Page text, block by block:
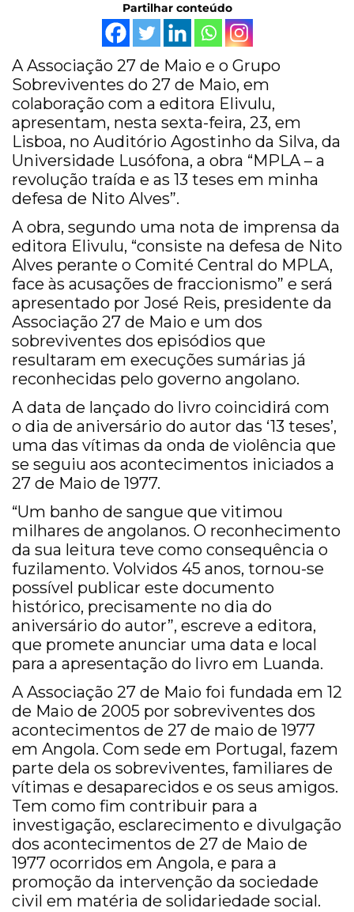
Partilhar conteúdo
A Associação 27 de Maio e o Grupo
Sobreviventes do 27 de Maio, em
colaboração com a editora Elivulu,
apresentam, nesta sexta-feira, 23, em
Lisboa, no Auditório Agostinho da Silva, da
Universidade Lusófona, a obra “MPLA – a
revolução traída e as 13 teses em minha
defesa de Nito Alves”.
A obra, segundo uma nota de imprensa da
editora Elivulu, “consiste na defesa de Nito
Alves perante o Comité Central do MPLA,
face às acusações de fraccionismo” e será
apresentado por José Reis, presidente da
Associação 27 de Maio e um dos
sobreviventes dos episódios que
resultaram em execuções sumárias já
reconhecidas pelo governo angolano.
A data de lançado do livro coincidirá com
o dia de aniversário do autor das ‘13 teses’,
uma das vítimas da onda de violência que
se seguiu aos acontecimentos iniciados a
27 de Maio de 1977.
“Um banho de sangue que vitimou
milhares de angolanos. O reconhecimento
da sua leitura teve como consequência o
fuzilamento. Volvidos 45 anos, tornou-se
possível publicar este documento
histórico, precisamente no dia do
aniversário do autor”, escreve a editora,
que promete anunciar uma data e local
para a apresentação do livro em Luanda.
A Associação 27 de Maio foi fundada em 12
de Maio de 2005 por sobreviventes dos
acontecimentos de 27 de maio de 1977
em Angola. Com sede em Portugal, fazem
parte dela os sobreviventes, familiares de
vítimas e desaparecidos e os seus amigos.
Tem como fim contribuir para a
investigação, esclarecimento e divulgação
dos acontecimentos de 27 de Maio de
1977 ocorridos em Angola, e para a
promoção da intervenção da sociedade
civil em matéria de solidariedade social.